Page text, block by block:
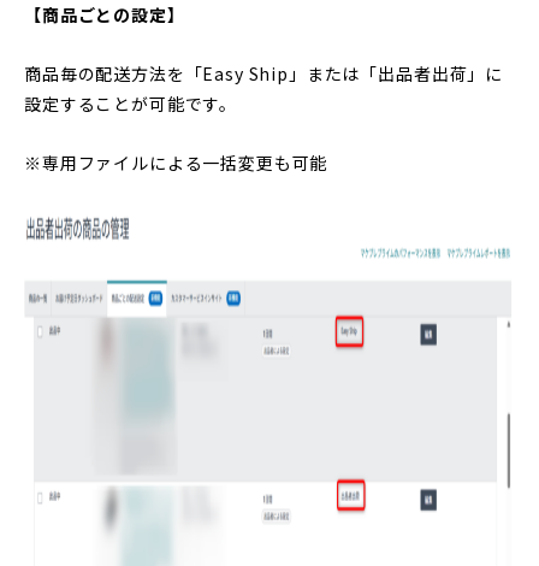
【商品ごとの設定】
商品毎の配送方法を「Easy Ship」または「出品者出荷」に
設定することが可能です。
※専用ファイルによる一括変更も可能